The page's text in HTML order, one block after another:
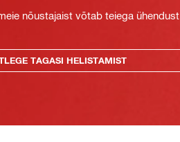
nõustajaist võtab teiega ühendust.
TAGASI HELISTAMIST